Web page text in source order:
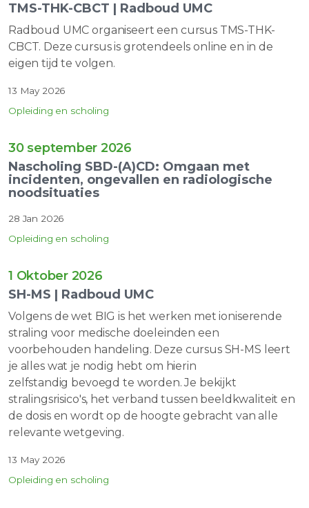
TMS-THK-CBCT | Radboud UMC
Radboud UMC organiseert een cursus TMS-THK-
CBCT. Deze cursus is grotendeels online en in de
eigen tijd te volgen.
13 May 2026
Opleiding en scholing
30 september 2026
Nascholing SBD-(A)CD: Omgaan met
incidenten, ongevallen en radiologische
noodsituaties
28 Jan 2026
Opleiding en scholing
1 Oktober 2026
SH-MS | Radboud UMC
Volgens de wet BIG is het werken met ioniserende
straling voor medische doeleinden een
voorbehouden handeling. Deze cursus SH-MS leert
je alles wat je nodig hebt om hierin
zelfstandig bevoegd te worden. Je bekijkt
stralingsrisico's, het verband tussen beeldkwaliteit en
de dosis en wordt op de hoogte gebracht van alle
relevante wetgeving.
13 May 2026
Opleiding en scholing